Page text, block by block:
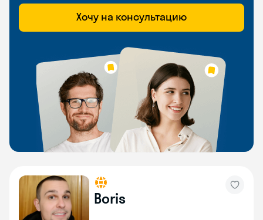
Хочу на консультацию
Boris